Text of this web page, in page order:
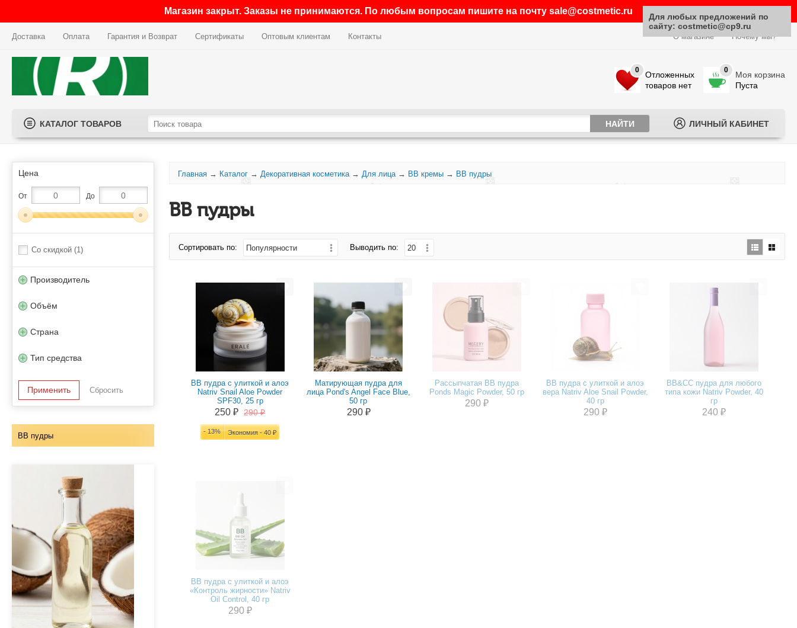
Магазин закрыт. Заказы не принимаются. По любым вопросам пишите на почту sale@costmetic.ru
Доставка Оплата Гарантия и Возврат Сертификаты Оптовым клиентам Контакты О магазине Почему мы?
0
Отложенных
товаров нет
0
Моя корзина
Пуста
КАТАЛОГ ТОВАРОВ ЛИЧНЫЙ КАБИНЕТ
Цена
От До
Со скидкой (1)
Производитель
Объём
Страна
Тип средства
BB пудры
Главная → Каталог → Декоративная косметика→ Для лица→ BB кремы → BB пудры
BB пудры
Сортировать по: Выводить по:
BB пудра с улиткой и алоэ
Natriv Snail Aloe Powder
SPF30, 25 гр
250 ₽ 290 ₽
- 13% Экономия - 40 ₽
Матирующая пудра для
лица Pond's Angel Face Blue,
50 гр
290 ₽
Рассыпчатая BB пудра
Ponds Magic Powder, 50 гр
290 ₽
BB пудра с улиткой и алоэ
вера Natriv Aloe Snail Powder,
40 гр
290 ₽
BB&CC пудра для любого
типа кожи Natriv Powder, 40
гр
240 ₽
BB пудра с улиткой и алоэ
«Контроль жирности» Natriv
Oil Control, 40 гр
290 ₽
Для любых предложений по
сайту: costmetic@cp9.ru